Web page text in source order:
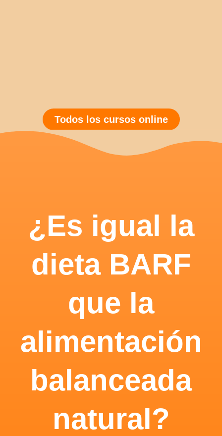
Todos los cursos online
¿Es igual la
dieta BARF
que la
alimentación
balanceada
natural?